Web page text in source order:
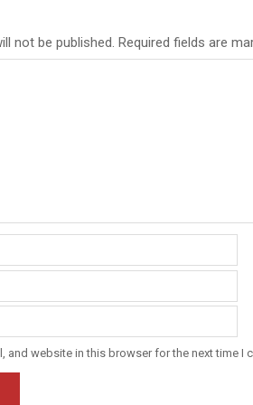
not be published. Required fields are
and website in this browser for the next time I